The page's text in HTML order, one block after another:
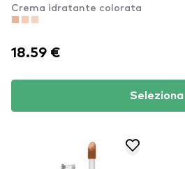
Crema idratante colorata
18.59 €
Seleziona